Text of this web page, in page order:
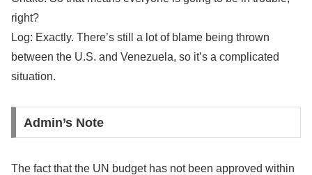
right?
Log: Exactly. There’s still a lot of blame being thrown
between the U.S. and Venezuela, so it’s a complicated
situation.
Admin’s Note
The fact that the UN budget has not been approved within